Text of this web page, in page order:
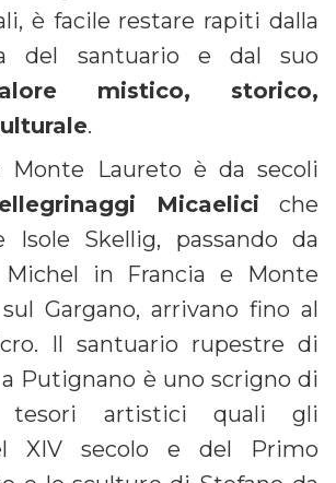
è facile restare rapiti dalla
del santuario e dal suo
mistico, storico,
.
Laureto è da secoli
Micaelici che
Isole Skellig, passando da
in Francia e Monte
sul Gargano, arrivano fino al
Il santuario rupestre di
Putignano è uno scrigno di
tesori artistici quali gli
XIV secolo e del Primo